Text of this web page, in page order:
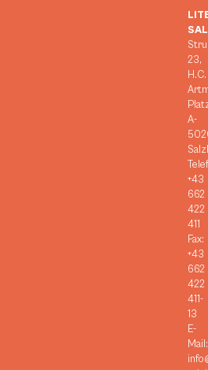
23,
H.C.
A-
+43
662
422
411
Fax:
+43
662
422
411-
13
E-
Mail: